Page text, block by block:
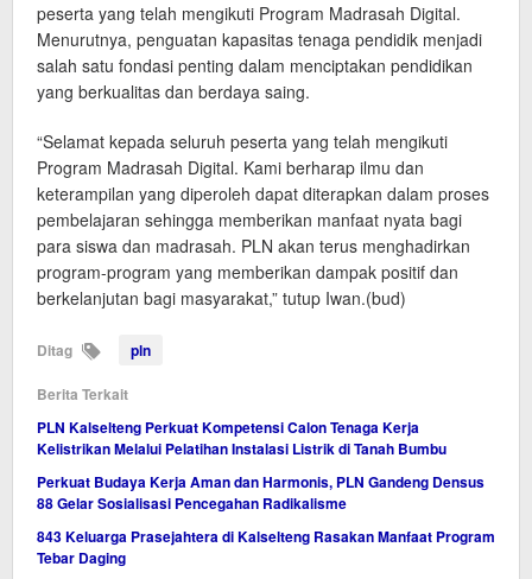
peserta yang telah mengikuti Program Madrasah Digital.
Menurutnya, penguatan kapasitas tenaga pendidik menjadi
salah satu fondasi penting dalam menciptakan pendidikan
yang berkualitas dan berdaya saing.
“Selamat kepada seluruh peserta yang telah mengikuti
Program Madrasah Digital. Kami berharap ilmu dan
keterampilan yang diperoleh dapat diterapkan dalam proses
pembelajaran sehingga memberikan manfaat nyata bagi
para siswa dan madrasah. PLN akan terus menghadirkan
program-program yang memberikan dampak positif dan
berkelanjutan bagi masyarakat,” tutup Iwan.(bud)
Ditag pln
Berita Terkait
PLN Kalselteng Perkuat Kompetensi Calon Tenaga Kerja
Kelistrikan Melalui Pelatihan Instalasi Listrik di Tanah Bumbu
Perkuat Budaya Kerja Aman dan Harmonis, PLN Gandeng Densus
88 Gelar Sosialisasi Pencegahan Radikalisme
843 Keluarga Prasejahtera di Kalselteng Rasakan Manfaat Program
Tebar Daging